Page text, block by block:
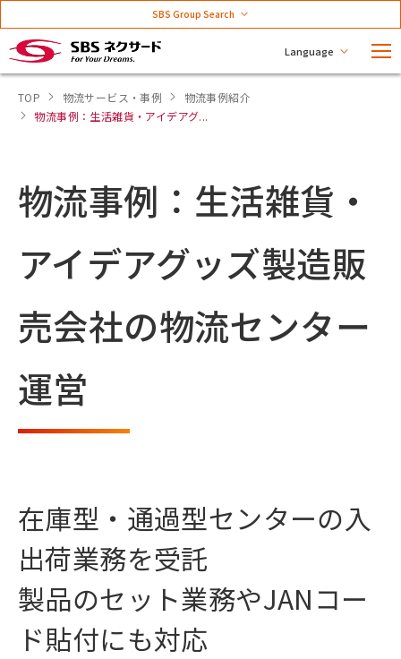
Language
SBS Group Search
TOP 物流サービス・事例
物流事例紹介
物流事例：生活雑貨・アイデアグ...
物流事例：生活雑貨・
アイデアグッズ製造販
売会社の物流センター
運営
在庫型・通過型センターの入
出荷業務を受託
製品のセット業務やJANコー
ド貼付にも対応